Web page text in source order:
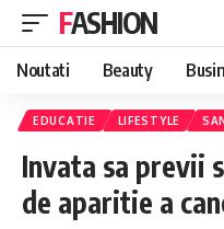
FASHION
Noutati Beauty
EDUCATIE LIFESTYLE
Invata sa previi
de aparitie a